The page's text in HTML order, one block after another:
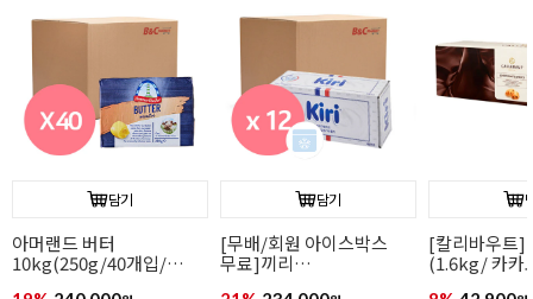
담기
아머랜드 버터
10kg(250g/40개입/
무가염/독일1위버터)
담기
[무배/회원 아이스박스
무료]끼리
크림치즈1kgx12개
[칼리바우트]
(1.6kg/ 카카
44.8%/ 바통